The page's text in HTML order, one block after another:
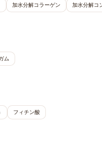
加水分解コラーゲン 加水分解コ
ム
フィチン酸